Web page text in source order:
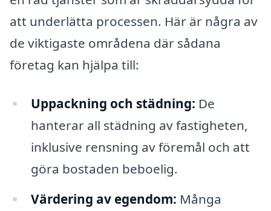
att underlätta processen. Här är några av
de viktigaste områdena där sådana
företag kan hjälpa till:
Uppackning och städning: De
hanterar all städning av fastigheten,
inklusive rensning av föremål och att
göra bostaden beboelig.
Värdering av egendom: Många